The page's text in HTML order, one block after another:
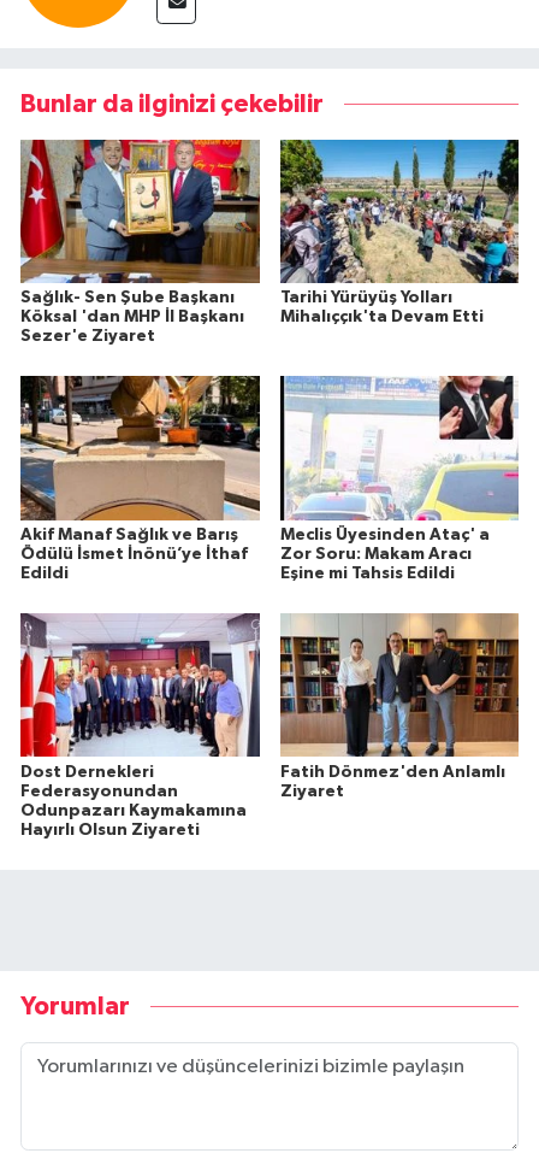
Bunlar da ilginizi çekebilir
Sağlık- Sen Şube Başkanı
Köksal 'dan MHP İl Başkanı
Sezer'e Ziyaret
Tarihi Yürüyüş Yolları
Mihalıççık'ta Devam Etti
Akif Manaf Sağlık ve Barış
Ödülü İsmet İnönü’ye İthaf
Edildi
Meclis Üyesinden Ataç' a
Zor Soru: Makam Aracı
Eşine mi Tahsis Edildi
Dost Dernekleri
Federasyonundan
Odunpazarı Kaymakamına
Hayırlı Olsun Ziyareti
Fatih Dönmez'den Anlamlı
Ziyaret
Yorumlar